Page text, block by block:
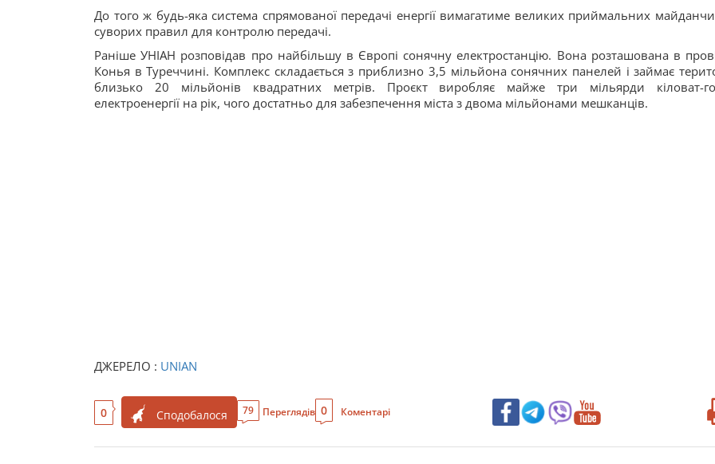
До того ж будь-яка система спрямованої передачі енергії вимагатиме великих приймальних
суворих правил для контролю передачі.
Раніше УНІАН розповідав про найбільшу в Європі сонячну електростанцію. Вона розташована в
Конья в Туреччині. Комплекс складається з приблизно 3,5 мільйона сонячних панелей і займає
близько 20 мільйонів квадратних метрів. Проєкт виробляє майже три мільярди кіловат-
електроенергії на рік, чого достатньо для забезпечення міста з двома мільйонами мешканців.
ДЖЕРЕЛО : UNIAN
0 Сподобалося 79 Переглядів 0 Коментарі